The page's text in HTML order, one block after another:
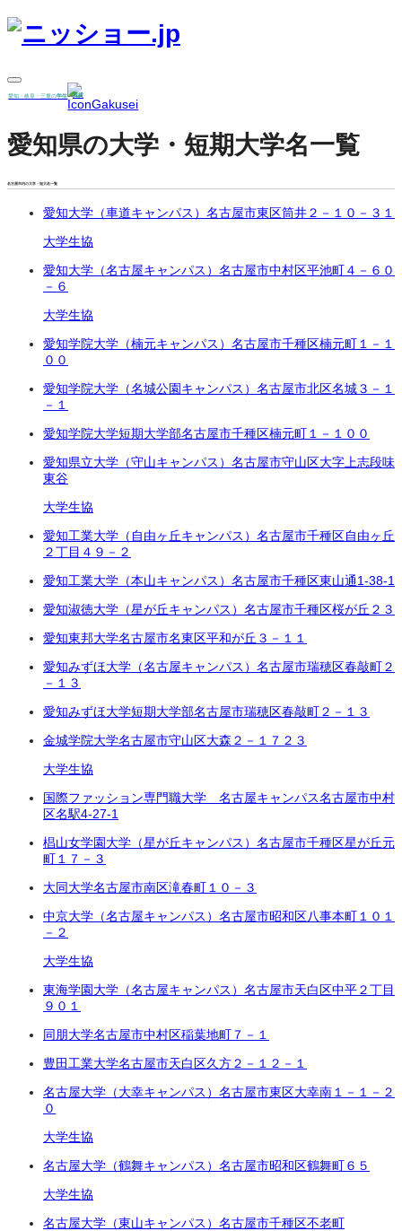
愛知・岐阜・三重の学生 賃貸
愛知県の大学・短期大学名一覧
名古屋市内の大学・短大名一覧
愛知大学（車道キャンパス） 名古屋市東区筒井２－１０－３１
大学生協
愛知大学（名古屋キャンパス） 名古屋市中村区平池町４－６０
－６
大学生協
愛知学院大学（楠元キャンパス） 名古屋市千種区楠元町１－１
００
愛知学院大学（名城公園キャンパス） 名古屋市北区名城３－１
－１
愛知学院大学短期大学部名古屋市千種区楠元町１－１００
愛知県立大学（守山キャンパス） 名古屋市守山区大字上志段味
東谷
大学生協
愛知工業大学（自由ヶ丘キャンパス） 名古屋市千種区自由ヶ丘
２丁目 ４９－２
愛知工業大学（本山キャンパス） 名古屋市千種区東山通1-38-1
愛知淑徳大学（星が丘キャンパス） 名古屋市千種区桜が丘２３
愛知東邦大学名古屋市名東区平和が丘３－１１
愛知みずほ大学（名古屋キャンパス） 名古屋市瑞穂区春敲町２
－１３
愛知みずほ大学短期大学部名古屋市瑞穂区春敲町２－１３
金城学院大学名古屋市守山区大森２－１７２３
大学生協
国際ファッション専門職大学 名古屋キャンパス名古屋市中村
区名駅4-27-1
椙山女学園大学（星が丘キャンパス） 名古屋市千種区星が丘元
町１７－３
大同大学名古屋市南区滝春町１０－３
中京大学（名古屋キャンパス） 名古屋市昭和区八事本町１０１
－２
大学生協
東海学園大学（名古屋キャンパス） 名古屋市天白区中平２丁目
９０１
同朋大学名古屋市中村区稲葉地町７－１
豊田工業大学名古屋市天白区久方２－１２－１
名古屋大学（大幸キャンパス） 名古屋市東区大幸南１－１－２
０
大学生協
名古屋大学（鶴舞キャンパス） 名古屋市昭和区鶴舞町６５
大学生協
名古屋大学（東山キャンパス） 名古屋市千種区不老町